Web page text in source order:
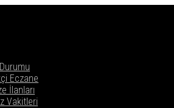
Eczane
İlanları
Vakitleri